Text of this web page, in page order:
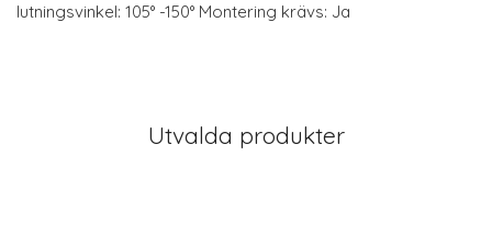
lutningsvinkel: 105° -150° Montering krävs: Ja
Utvalda produkter